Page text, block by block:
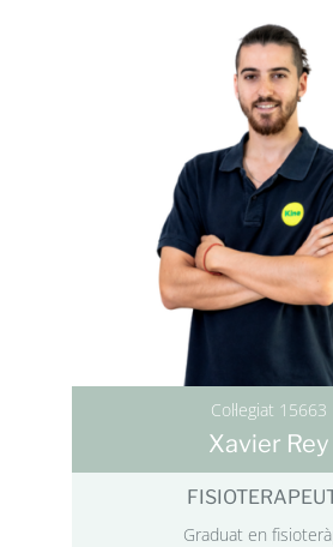
Col·legiat 15663
Xavier Rey
Graduat en